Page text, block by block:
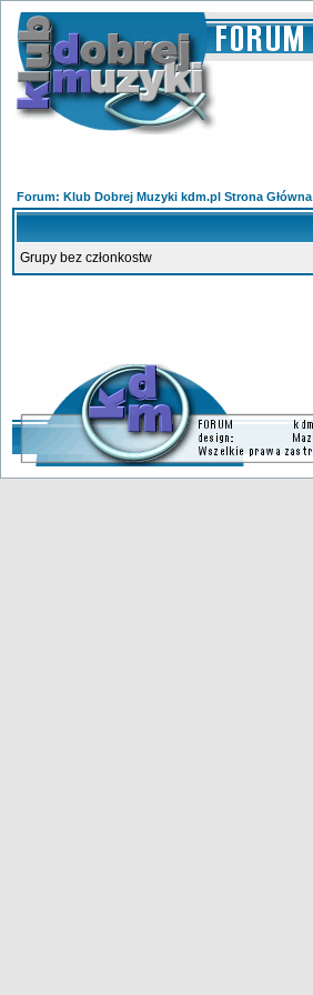
Forum: Klub Dobrej Muzyki kdm.pl Strona Główna
Grupy bez członkostw